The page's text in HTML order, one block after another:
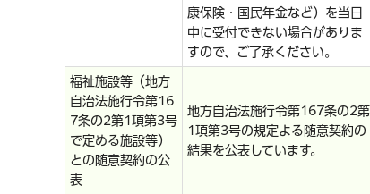
康保険・国民年金など）を当日
中に受付できない場合がありま
すので、ご了承ください。
福祉施設等（地方
自治法施行令第16
7条の2第1項第3号
で定める施設等）
との随意契約の公
表
地方自治法施行令第167条の2第
1項第3号の規定よる随意契約の
結果を公表しています。